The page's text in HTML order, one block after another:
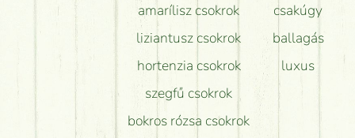
amarílisz csokrok
liziantusz csokrok
hortenzia csokrok
szegfű csokrok
bokros rózsa csokrok
csakúgy
ballagás
luxus